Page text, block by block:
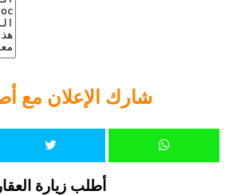
شارك الإعلان مع
أطلب زيارة العقار